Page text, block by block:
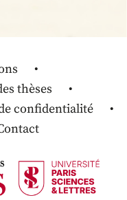
thèses
confidentialité